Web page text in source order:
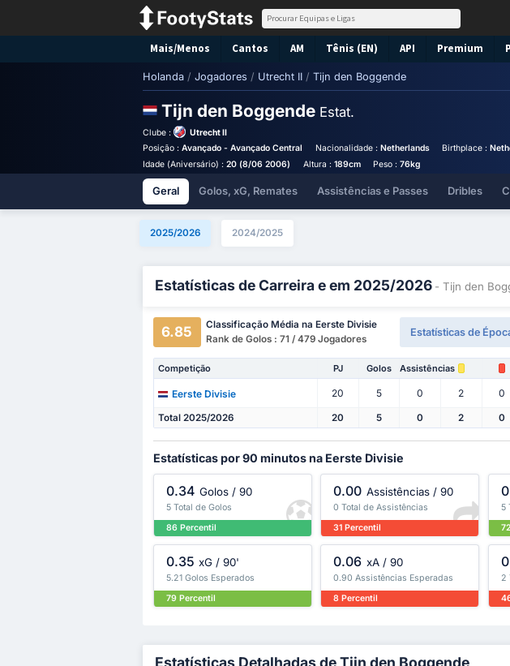
Mais/Menos Cantos AM Tênis (EN) API Premium
Holanda / Jogadores / Utrecht II / Tijn den Boggende
Tijn den Boggende Estat.
Clube :
Utrecht II
Posição : Avançado - Avançado Central Nacionalidade : Netherlands Birthplace :
Idade (Aniversário) : 20 (8/06 2006) Altura : 189cm Peso :76kg
Geral Golos, xG, Remates Assistências e Passes Dribles
2025/2026 2024/2025
Estatísticas de Carreira e em 2025/2026 - Tijn den
6.85
Classificação Média na Eerste Divisie
Rank de Golos : 71 / 479 Jogadores
Estatísticas de
Competição PJ Golos Assistências
Eerste Divisie 20 5 0 2 0
Total 2025/2026 20 5 0 2 0
Estatísticas por 90 minutos na Eerste Divisie
0.34 Golos / 90
5 Total de Golos
86 Percentil
0.00 Assistências / 90
0 Total de Assistências
31 Percentil
5
0.35 xG / 90'
5.21 Golos Esperados
79 Percentil
0.06 xA / 90
0.90 Assistências Esperadas
8 Percentil
2
Estatísticas Detalhadas de Tijn den Boggende